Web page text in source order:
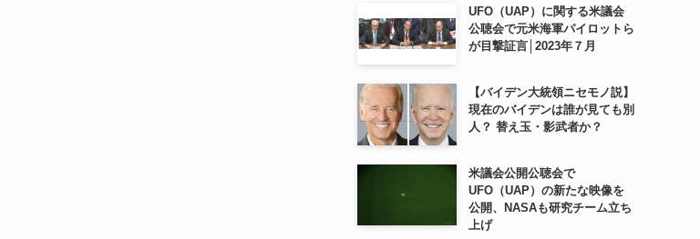
UFO（UAP）に関する米議会
公聴会で元米海軍パイロットら
が目撃証言│2023年７月
【バイデン大統領ニセモノ説】
現在のバイデンは誰が見ても別
人？ 替え玉・影武者か？
米議会公開公聴会で
UFO（UAP）の新たな映像を
公開、NASAも研究チーム立ち
上げ